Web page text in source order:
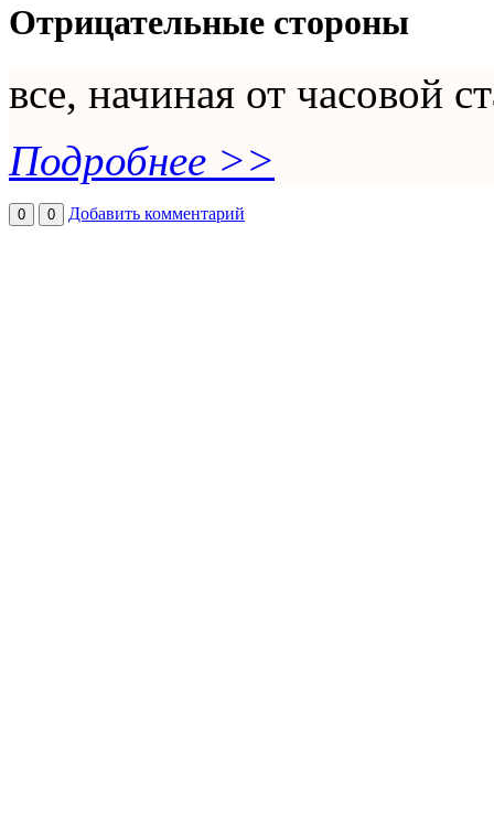
Отрицательные стороны
все, начиная от часовой
Подробнее >>
0 0 Добавить комментарий